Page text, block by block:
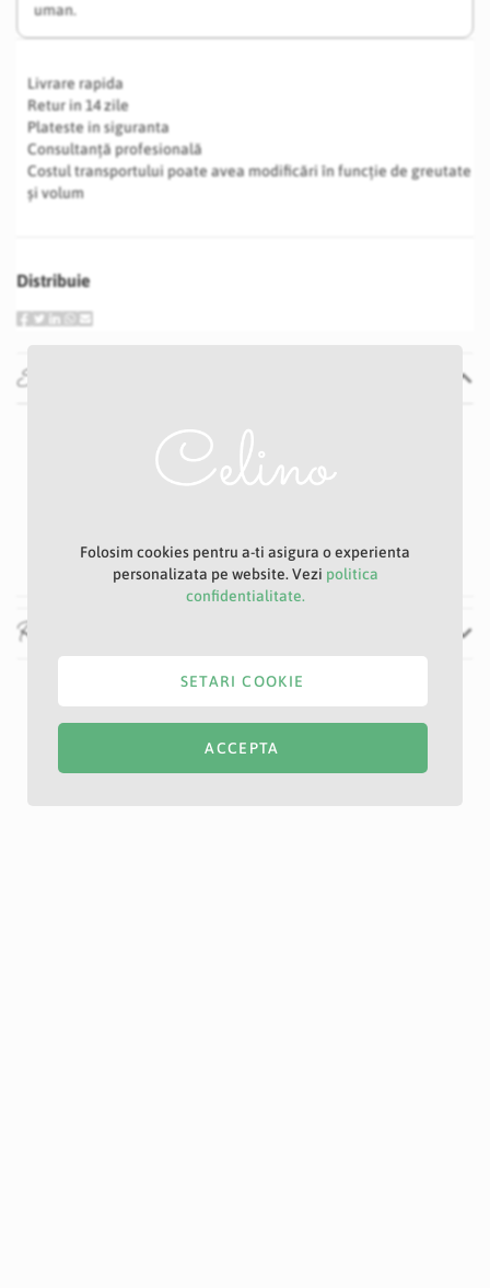
uman.
Livrare rapida
Retur in 14 zile
Plateste in siguranta
Consultanță profesională
Costul transportului poate avea modificări în funcție de greutate
și volum
Distribuie
Specificatii
52 cm
Recenzii
Folosim cookies pentru a-ti asigura o experienta
personalizata pe website. Vezi politica
confidentialitate.
ACCEPTA
SETARI COOKIE